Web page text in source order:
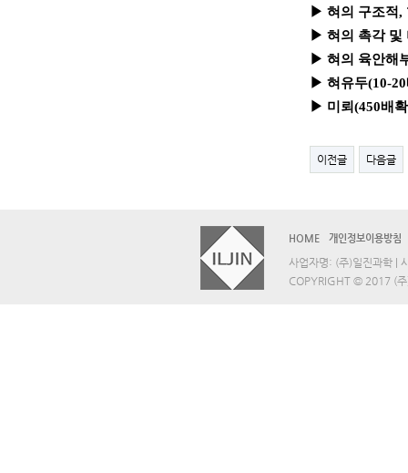
▶ 혀의 구조적,
▶ 혀의 촉각 및
▶ 혀의 육안해
▶ 혀유두(10-
▶ 미뢰(450배
이전글 다음글
HOME 개인정보이용방침
사업자명: (주)일진과학 |
COPYRIGHT © 2017 (